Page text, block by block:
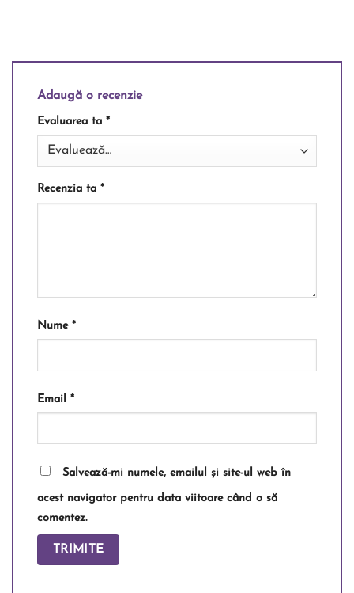
Adaugă o recenzie
Evaluarea ta *
Recenzia ta *
Nume *
Email *
Salvează-mi numele, emailul și site-ul web în
acest navigator pentru data viitoare când o să
comentez.